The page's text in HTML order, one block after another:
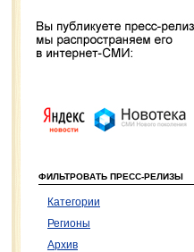
ФИЛЬТРОВАТЬ ПРЕСС-РЕЛИЗЫ
Категории
Регионы
Архив